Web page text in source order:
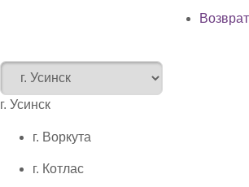
г. Усинск
г. Воркута
г. Котлас